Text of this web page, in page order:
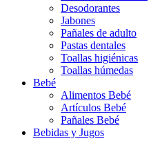
Desodorantes
Jabones
Pañales de adulto
Pastas dentales
Toallas higiénicas
Toallas húmedas
Bebé
Alimentos Bebé
Artículos Bebé
Pañales Bebé
Bebidas y Jugos